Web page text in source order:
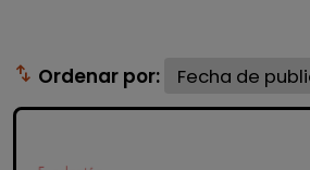
swap_vert Ordenar por: